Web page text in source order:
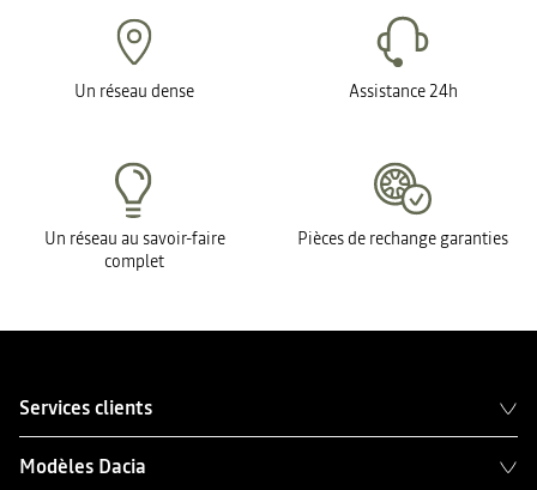
Un réseau dense Assistance 24h
Un réseau au savoir-faire
complet
Pièces de rechange garanties
Services clients
Modèles Dacia